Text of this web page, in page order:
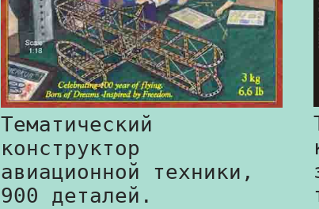
Тематический
конструктор
авиационной техники,
900 деталей.